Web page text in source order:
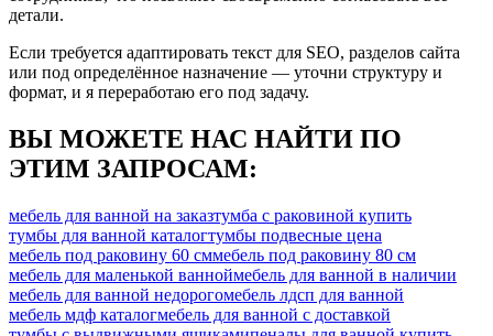
детали.
Если требуется адаптировать текст для SEO, разделов сайта
или под определённое назначение — уточни структуру и
формат, и я переработаю его под задачу.
ВЫ МОЖЕТЕ НАС НАЙТИ ПО
ЭТИМ ЗАПРОСАМ:
мебель для ванной на заказтумба с раковиной купить
тумбы для ванной каталогтумбы подвесные цена
мебель под раковину 60 сммебель под раковину 80 см
мебель для маленькой ванноймебель для ванной в наличии
мебель для ванной недорогомебель лдсп для ванной
мебель мдф каталогмебель для ванной с доставкой